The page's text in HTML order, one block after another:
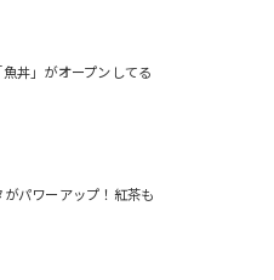
丼」がオープンしてる
パワーアップ！紅茶も